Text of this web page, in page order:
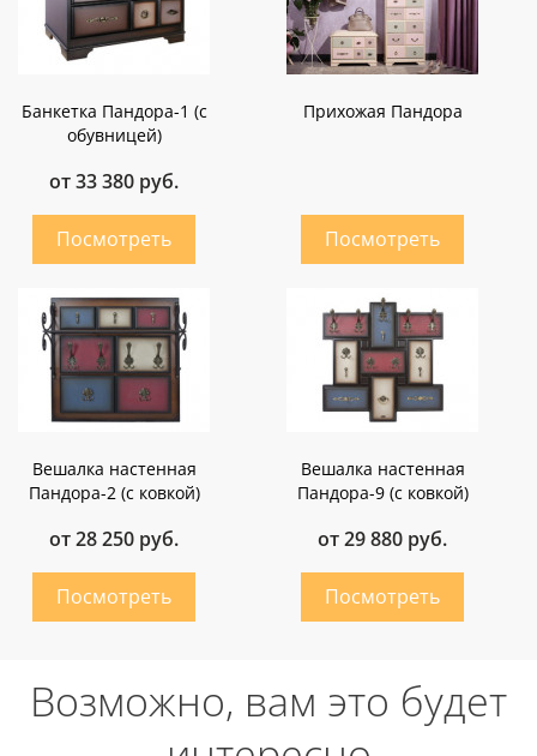
Банкетка Пандора-1 (с
обувницей)
от 33 380 руб.
Прихожая Пандора
Вешалка настенная
Пандора-2 (с ковкой)
от 28 250 руб.
Вешалка настенная
Пандора-9 (с ковкой)
от 29 880 руб.
Возможно, вам это будет